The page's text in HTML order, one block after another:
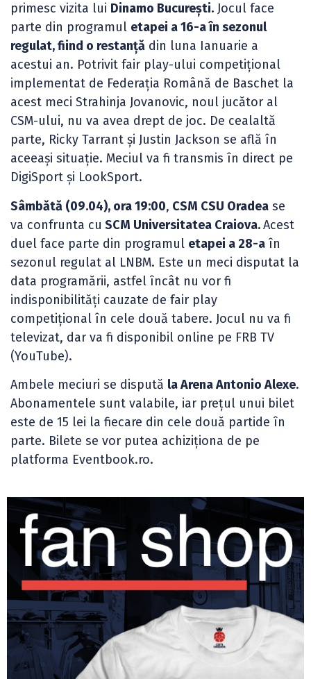
primesc vizita lui Dinamo București. Jocul face
parte din programul etapei a 16-a în sezonul
regulat, fiind o restanță din luna Ianuarie a
acestui an. Potrivit fair play-ului competițional
implementat de Federația Română de Baschet la
acest meci Strahinja Jovanovic, noul jucător al
CSM-ului, nu va avea drept de joc. De cealaltă
parte, Ricky Tarrant și Justin Jackson se află în
aceeași situație. Meciul va fi transmis în direct pe
DigiSport și LookSport.
Sâmbătă (09.04), ora 19:00, CSM CSU Oradea se
va confrunta cu SCM Universitatea Craiova.Acest
duel face parte din programul etapei a 28-a în
sezonul regulat al LNBM. Este un meci disputat la
data programării, astfel încât nu vor fi
indisponibilități cauzate de fair play
competițional în cele două tabere. Jocul nu va fi
televizat, dar va fi disponibil online pe FRB TV
(YouTube).
Ambele meciuri se dispută la Arena Antonio Alexe.
Abonamentele sunt valabile, iar prețul unui bilet
este de 15 lei la fiecare din cele două partide în
parte. Bilete se vor putea achiziționa de pe
platforma Eventbook.ro.